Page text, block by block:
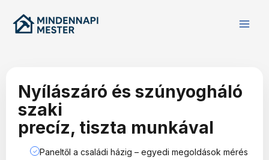
content
Nyílászáró és szúnyogháló
szaki
precíz, tiszta munkával
✓ Paneltől a családi házig – egyedi megoldások mérés